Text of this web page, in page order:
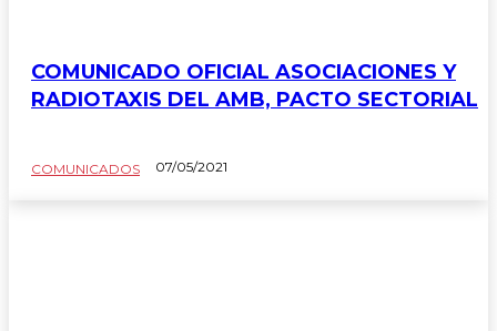
COMUNICADO OFICIAL ASOCIACIONES Y
RADIOTAXIS DEL AMB, PACTO SECTORIAL
COMUNICADOS 07/05/2021